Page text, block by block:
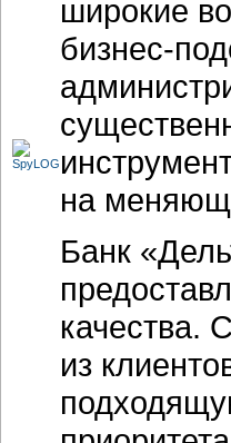
широкие
бизнес-
на
Банк
качества.
из